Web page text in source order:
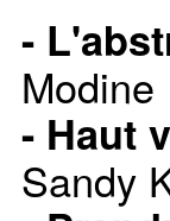
-
Modine
- Haut
Sandy